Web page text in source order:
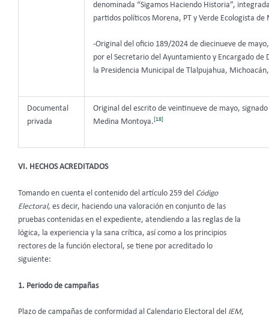
denominada “Sigamos Haciendo Historia”,
partidos políticos Morena, PT y Verde Ecologista de
-Original del oficio 189/2024 de diecinueve de
por el Secretario del Ayuntamiento y Encargado de
la Presidencia Municipal de Tlalpujahua,
Documental
privada
Original del escrito de veintinueve de mayo, signado
Medina Montoya.[18]
VI. HECHOS ACREDITADOS
Tomando en cuenta el contenido del artículo 259 del Código
Electoral, es decir, haciendo una valoración en conjunto de las
pruebas contenidas en el expediente, atendiendo a las reglas de la
lógica, la experiencia y la sana crítica, así como a los principios
rectores de la función electoral, se tiene por acreditado lo
siguiente:
1. Periodo de campañas
Plazo de campañas de conformidad al Calendario Electoral del IEM,